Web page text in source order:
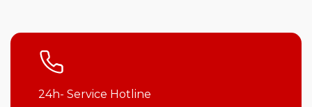
24h- Service Hotline